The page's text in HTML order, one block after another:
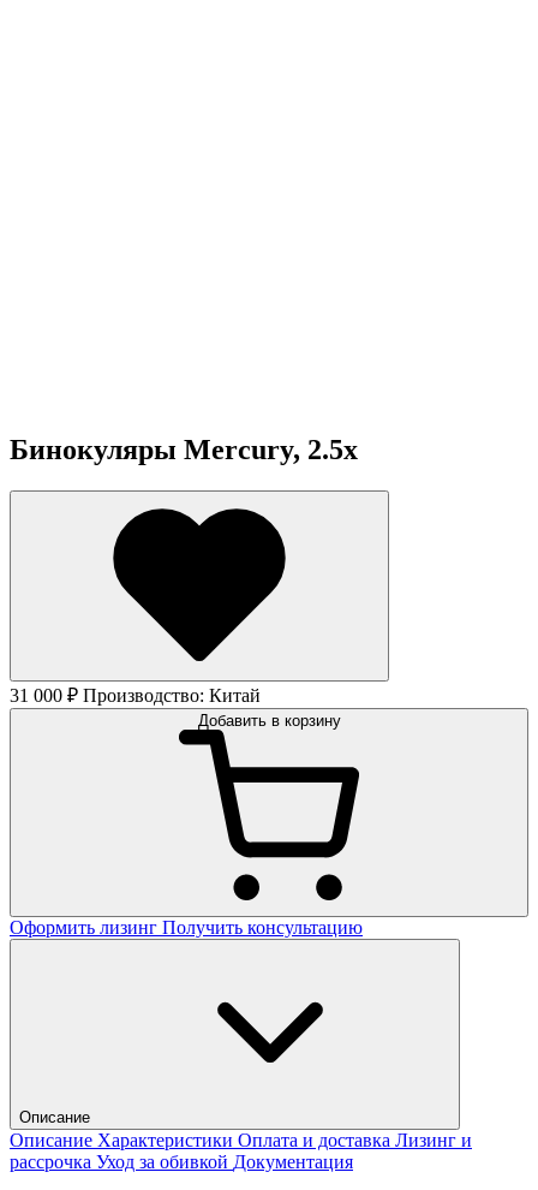
Бинокуляры Mercury, 2.5x
31 000 ₽ Производство: Китай
Добавить в корзину
Оформить лизинг Получить консультацию
Описание
Описание Характеристики Оплата и доставка Лизинг и
рассрочка Уход за обивкой Документация